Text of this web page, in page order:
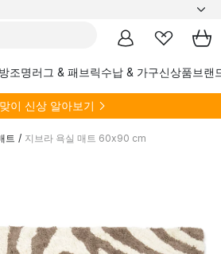
조명러그 & 패브릭수납 & 가구신상품브랜
맞이 신상 알아보기
트 / 지브라 욕실 매트 60x90 cm